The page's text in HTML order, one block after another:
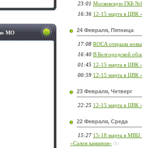
МО
23:01 Московскую ГКБ
16:36 12-15 марта в ЦВК
24 Февраля, Пятница
17:08 ROCA открыла
16:40 В Белгородской
01:45 12-15 марта в ЦВК
00:59 12-15 марта в ЦВК
23 Февраля, Четверг
22:25 12-15 марта в ЦВК
22 Февраля, Среда
15:27 15-18 марта в МВЦ
«Салон каминов» (0)